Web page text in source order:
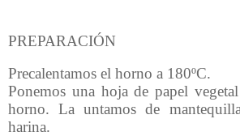
PREPARACIÓN
Precalentamos el horno a 180ºC.
Ponemos una hoja de papel
horno. La untamos de
harina.